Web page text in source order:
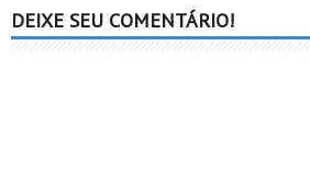
DEIXE SEU COMENTÁRIO!